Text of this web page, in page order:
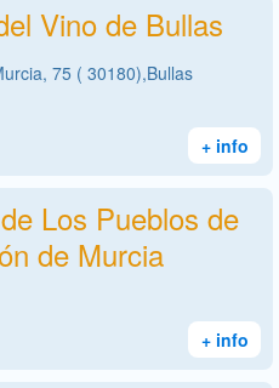
Vino de Bullas
75 ( 30180),Bullas
+ info
Los Pueblos de
de Murcia
+ info